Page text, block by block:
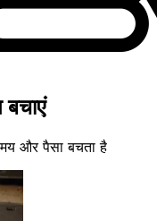
और पैसा बचता है